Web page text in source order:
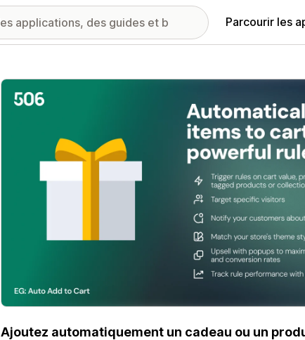
Parcourir les
Galerie d’images vedette
Ajoutez automatiquement un cadeau ou un